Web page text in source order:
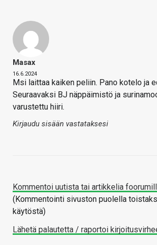
Masax
16.6.2024
Msi laittaa kaiken peliin. Pano kotelo ja
Seuraavaksi BJ näppäimistö ja
varustettu hiiri.
Kirjaudu sisään vastataksesi
Kommentoi uutista tai artikkelia
(Kommentointi sivuston puolella
käytöstä)
Lähetä palautetta / raportoi